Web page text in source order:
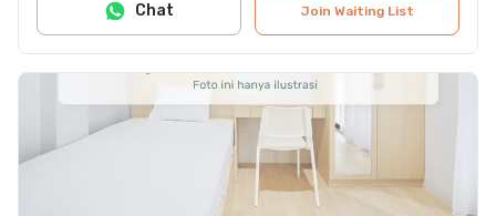
Join Waiting List
Chat